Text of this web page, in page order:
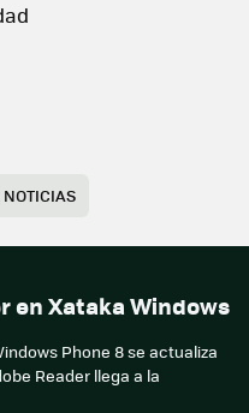
en Xataka Windows
Phone 8 se actualiza
Reader llega a la